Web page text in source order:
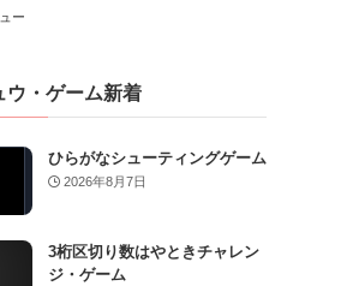
ー
ウ・ゲーム新着
ひらがなシューティングゲーム
2026年8月7日
3桁区切り数はやときチャレン
ジ・ゲーム